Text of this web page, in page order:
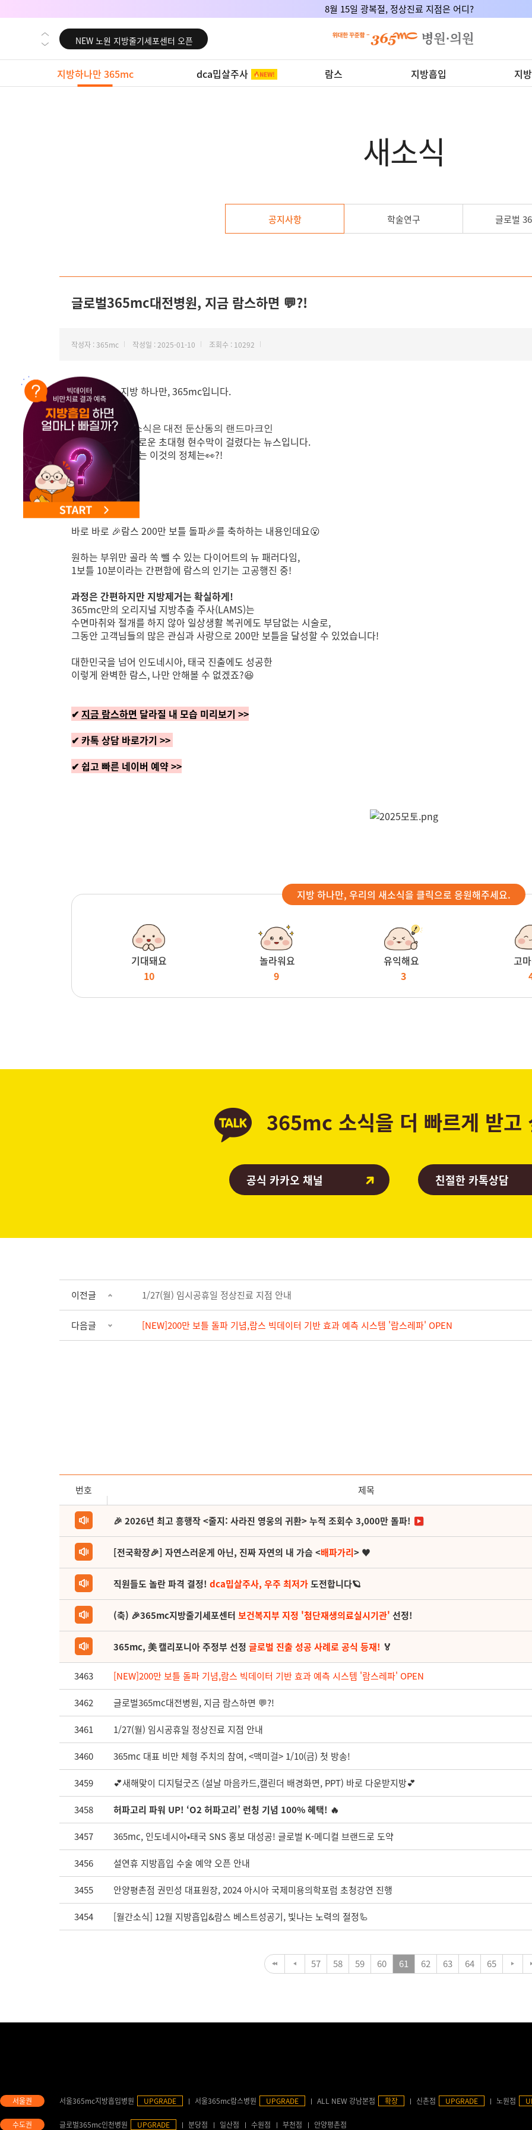
8월 15일 광복절, 정상진료 지점은 어디?
NEW 대전 지방줄기세포센터 오픈
NEW 노원 지방줄기세포센터 오픈
NEW 미국 LA점 오픈
NEW 부산 지방줄기세포센터 오픈
지방하나만 365mc dca밉살주사 람스 지방흡입 지
새소식
공지사항 학술연구 글로벌
글로벌365mc대전병원, 지금 람스하면 💬?!
작성자 : 365mc 작성일 : 2025-01-10 조회수 : 10292
안녕하세요. 지방 하나만, 365mc입니다.
오늘 전해드릴 소식은 대전 둔산동의 랜드마크인
지방이 타워에 새로운 초대형 현수막이 걸렸다는 뉴스입니다.
멀리서도 눈에 띄는 이것의 정체는👀?!
바로 바로 🎉람스 200만 보틀 돌파🎉를 축하하는 내용인데요😮
원하는 부위만 골라 쏙 뺄 수 있는 다이어트의 뉴 패러다임,
1보틀 10분이라는 간편함에 람스의 인기는 고공행진 중!
과정은 간편하지만 지방제거는 확실하게!
365mc만의 오리지널 지방추출 주사(LAMS)는
수면마취와 절개를 하지 않아 일상생활 복귀에도 부담없는 시술로,
그동안 고객님들의 많은 관심과 사랑으로 200만 보틀을 달성할 수 있었습니다!
대한민국을 넘어 인도네시아, 태국 진출에도 성공한
이렇게 완벽한 람스, 나만 안해볼 수 없겠죠?😆
✔ 지금 람스하면 달라질 내 모습 미리보기 >>
✔ 카톡 상담 바로가기 >>
✔ 쉽고 빠른 네이버 예약 >>
지방 하나만, 우리의 새소식을 클릭으로 응원해주세요.
기대돼요
10
놀라워요
9
유익해요
3
고
365mc 소식을 더 빠르게 받고
공식 카카오 채널 친절한 카톡상담
이전글 1/27(월) 임시공휴일 정상진료 지점 안내
다음글 [NEW]200만 보틀 돌파 기념,람스 빅데이터 기반 효과 예측 시스템 '람스레파' OPEN
번호 제목
🎉 2026년 최고 흥행작 <줄지: 사라진 영웅의 귀환> 누적 조회수 3,000만 돌파!
[전국확장🎉] 자연스러운게 아닌, 진짜 자연의 내 가슴 <배파가리> ♥
직원들도 놀란 파격 결정! dca밉살주사, 우주 최저가도전합니다🪐
(축) 🎉365mc지방줄기세포센터 보건복지부 지정 '첨단재생의료실시기관' 선정!
365mc, 美 캘리포니아 주정부 선정 글로벌 진출 성공 사례로 공식 등재! 🏅
3463 [NEW]200만 보틀 돌파 기념,람스 빅데이터 기반 효과 예측 시스템 '람스레파' OPEN
3462 글로벌365mc대전병원, 지금 람스하면 💬?!
3461 1/27(월) 임시공휴일 정상진료 지점 안내
3460 365mc 대표 비만 체형 주치의 참여, <맥미걸> 1/10(금) 첫 방송!
3459 💕새해맞이 디지털굿즈 (설날 마음카드,캘린더 배경화면, PPT) 바로 다운받지방💕
3458 허파고리 파워 UP! ‘O2 허파고리’ 런칭 기념 100% 혜택! 🔥
3457 365mc, 인도네시아•태국 SNS 홍보 대성공! 글로벌 K-메디컬 브랜드로 도약
3456 설연휴 지방흡입 수술 예약 오픈 안내
3455 안양평촌점 권민성 대표원장, 2024 아시아 국제미용의학포럼 초청강연 진행
3454 [월간소식] 12월 지방흡입&람스 베스트성공기, 빛나는 노력의 절정🦾
57 58 59 60 61 62 63 64 65
서울365mc지방흡입병원 UPGRADE 서울365mc람스병원 UPGRADE ALL NEW 강남본점 확장 신촌점 UPGRADE 노원점
글로벌365mc인천병원 UPGRADE 분당점 일산점 수원점 부천점 안양평촌점